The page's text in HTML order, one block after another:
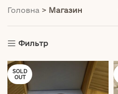
Головна > Магазин
Фильтр
SOLD
OUT